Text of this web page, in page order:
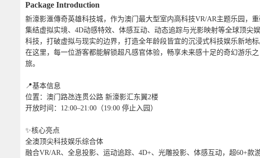
Package Introduction
新濠影滙傳奇英雄科技城，作为澳门最大型室内高科技VR/AR主题乐园，
集结虚拟实境、4D动感特效、体感互动、动态追踪与光影映射等全球顶尖
科技，打破虚拟与现实的边界，打造全年龄段皆宜的沉浸式科技娱乐新地
在这里，每一位游客都能解锁超凡感官体验，畅享未来感十足的奇幻游乐之
旅。
📍基本信息
位置：澳门路氹连贯公路 新濠影汇东翼2楼
开放时间：12:00–21:00（19:00 停止入园）
✨核心亮点
全澳顶尖科技娱乐综合体
融合VR/AR、全息投影、运动追踪、4D+、光雕投影、体感互动，超60+款